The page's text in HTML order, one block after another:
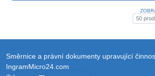
50
Směrnice a právní dokumenty upravující
IngramMicro24.com